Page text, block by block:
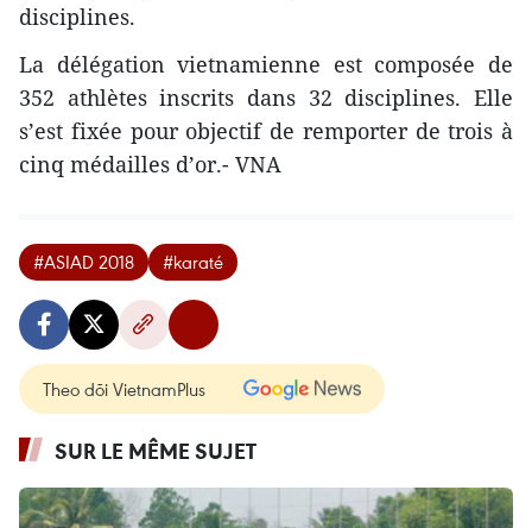
disciplines.
La délégation vietnamienne est composée de
352 athlètes inscrits dans 32 disciplines. Elle
s’est fixée pour objectif de remporter de trois à
cinq médailles d’or.- VNA
#ASIAD 2018 #karaté
Theo dõi VietnamPlus
SUR LE MÊME SUJET